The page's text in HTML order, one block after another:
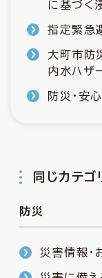
に基づく
指定緊急
大町市防
内水ハザ
防災・安
同じカテゴ
防災
災害情報・